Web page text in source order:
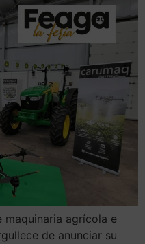
maquinaria agrícola e
de anunciar su